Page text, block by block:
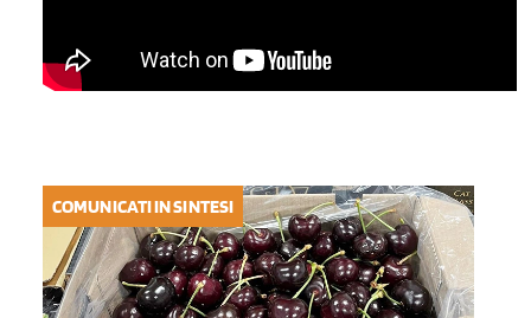
COMUNICATI IN SINTESI